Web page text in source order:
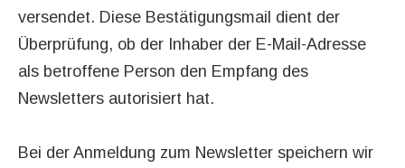
versendet. Diese Bestätigungsmail dient der
Überprüfung, ob der Inhaber der E-Mail-Adresse
als betroffene Person den Empfang des
Newsletters autorisiert hat.
Bei der Anmeldung zum Newsletter speichern wir